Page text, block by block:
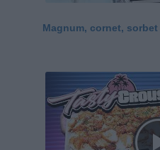
Magnum, cornet,